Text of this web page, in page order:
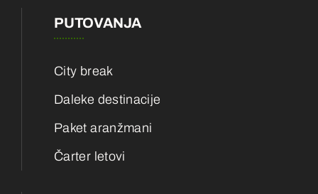
PUTOVANJA
City break
Daleke destinacije
Paket aranžmani
Čarter letovi